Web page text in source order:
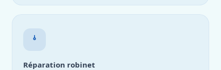
Réparation robinet